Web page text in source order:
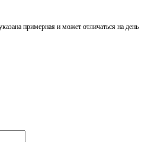
примерная и может отличаться на день